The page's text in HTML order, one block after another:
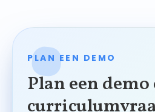
PLAN EEN DEMO
Plan een